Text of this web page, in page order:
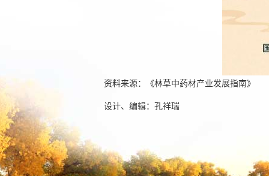
资料来源：《林草中药材产业发展指南》
设计、编辑：孔祥瑞